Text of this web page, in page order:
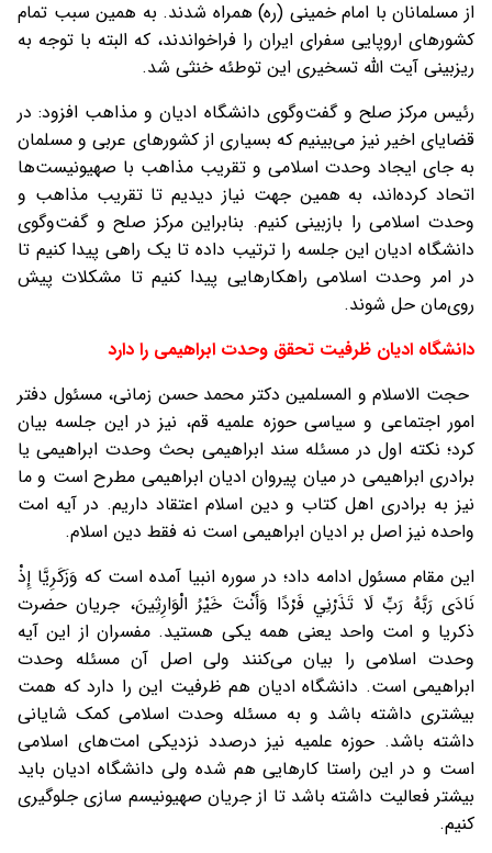
از مسلمانان با امام خمینی (ره) همراه شدند. به همین سبب تمام
کشورهای اروپایی سفرای ایران را فراخواندند، که البته با توجه به
ریزبینی آیت الله تسخیری این توطئه خنثی شد.
رئیس مرکز صلح و گفت‌وگوی دانشگاه ادیان و مذاهب افزود: در
قضایای اخیر نیز می‌بینیم که بسیاری از کشورهای عربی و مسلمان
به جای ایجاد وحدت اسلامی و تقریب مذاهب با صهیونیست‌ها
اتحاد کرده‌اند، به همین جهت نیاز دیدیم تا تقریب مذاهب و
وحدت اسلامی را بازبینی کنیم. بنابراین مرکز صلح و گفت‌وگوی
دانشگاه ادیان این جلسه را ترتیب داده تا یک راهی پیدا کنیم تا
در امر وحدت اسلامی راهکارهایی پیدا کنیم تا مشکلات پیش
روی‌مان حل شوند.
دانشگاه ادیان ظرفیت تحقق وحدت ابراهیمی را دارد
حجت الاسلام و المسلمین دکتر محمد حسن زمانی، مسئول دفتر
امور اجتماعی و سیاسی حوزه علمیه قم، نیز در این جلسه بیان
کرد؛ نکته اول در مسئله سند ابراهیمی بحث وحدت ابراهیمی یا
برادری ابراهیمی در میان پیروان ادیان ابراهیمی مطرح است و ما
نیز به برادری اهل کتاب و دین اسلام اعتقاد داریم. در آیه امت
واحده نیز اصل بر ادیان ابراهیمی است نه فقط دین اسلام.
این مقام مسئول ادامه داد؛ در سوره انبیا آمده است که وَزَكَرِيَّا إِذْ
نَادَى رَبَّهُ رَبِّ لَا تَذَرْنِي فَرْدًا وَأَنْتَ خَيْرُ الْوَارِثِينَ، جریان حضرت
ذکریا و امت واحد یعنی همه یکی هستید. مفسران از این آیه
وحدت اسلامی را بیان می‌کنند ولی اصل آن مسئله وحدت
ابراهیمی است. دانشگاه ادیان هم ظرفیت این را دارد که همت
بیشتری داشته باشد و به مسئله وحدت اسلامی کمک شایانی
داشته باشد. حوزه علمیه نیز درصدد نزدیکی امت‌های اسلامی
است و در این راستا کارهایی هم شده ولی دانشگاه ادیان باید
بیشتر فعالیت داشته باشد تا از جریان صهیونیسم سازی جلوگیری
کنیم.